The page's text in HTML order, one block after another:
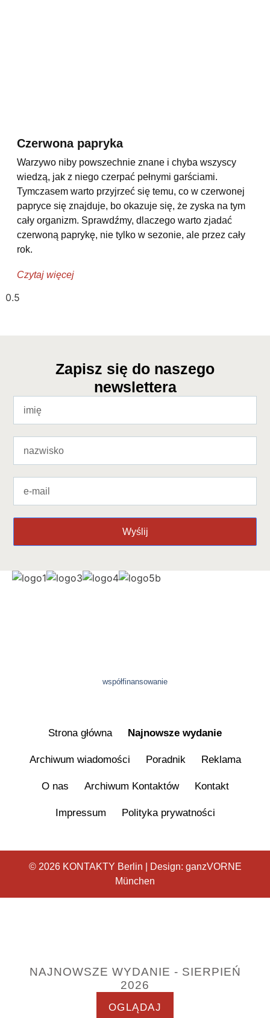
Czerwona papryka
Warzywo niby powszechnie znane i chyba wszyscy
wiedzą, jak z niego czerpać pełnymi garściami.
Tymczasem warto przyjrzeć się temu, co w czerwonej
papryce się znajduje, bo okazuje się, że zyska na tym
cały organizm. Sprawdźmy, dlaczego warto zjadać
czerwoną paprykę, nie tylko w sezonie, ale przez cały
rok.
Czytaj więcej
Zapisz się do naszego
newslettera
Wyślij
współfinansowanie
Strona główna Najnowsze wydanie
Archiwum wiadomości Poradnik Reklama
O nas Archiwum Kontaktów Kontakt
Impressum Polityka prywatności
© 2026 KONTAKTY Berlin | Design: ganzVORNE
München
NAJNOWSZE WYDANIE - SIERPIEŃ
2026
OGLĄDAJ